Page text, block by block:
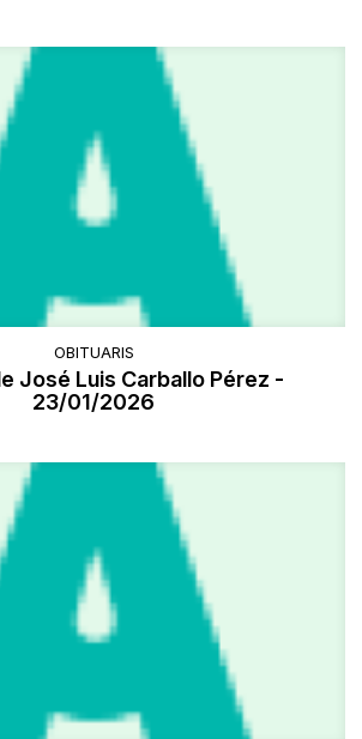
OBITUARIS
José Luis Carballo Pérez -
23/01/2026